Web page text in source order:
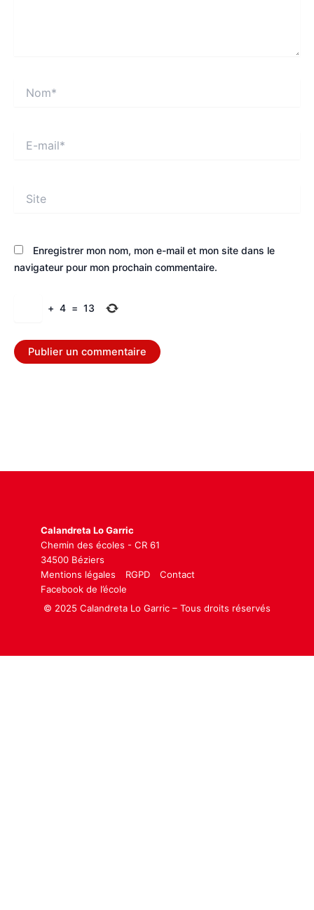
mail*
Enregistrer mon nom, mon e-mail et mon site dans le
navigateur pour mon prochain commentaire.
+ 4 = 13
Calandreta Lo Garric
Chemin des écoles - CR 61
34500 Béziers
Mentions légales
RGPD
Contact
Facebook de l’école
© 2025 Calandreta Lo Garric – Tous droits réservés